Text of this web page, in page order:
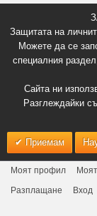
Защитата на
Можете да се
специалния
Сайта ни
Разглеждайки
Приемам
Моят профил
Разплащане
Вход